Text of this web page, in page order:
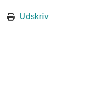
Udskriv